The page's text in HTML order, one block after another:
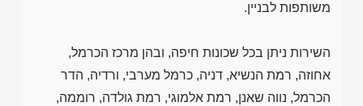
משותפות לבניין.
השירות ניתן בכל שכונות חיפה, ובהן מרכז הכרמל,
אחוזה, רמת הנשיא, דניה, כרמל מערבי, ורדיה, הדר
הכרמל, נווה שאנן, רמת אלמוגי, רמת גולדה, רוממה,